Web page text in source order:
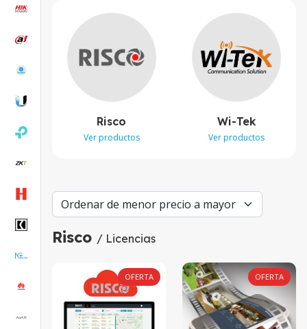
Risco
Ver productos
Wi-Tek
Ver productos
Risco / Licencias
OFERTA OFERTA